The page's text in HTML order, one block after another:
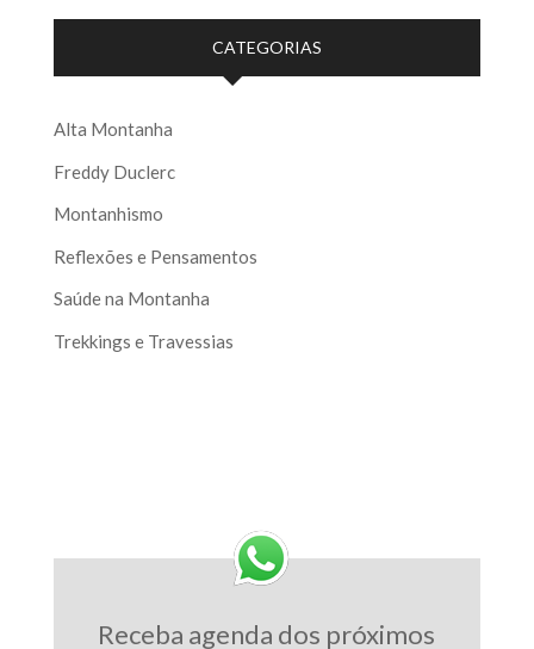
CATEGORIAS
Alta Montanha
Freddy Duclerc
Montanhismo
Reflexões e Pensamentos
Saúde na Montanha
Trekkings e Travessias
Receba agenda dos próximos